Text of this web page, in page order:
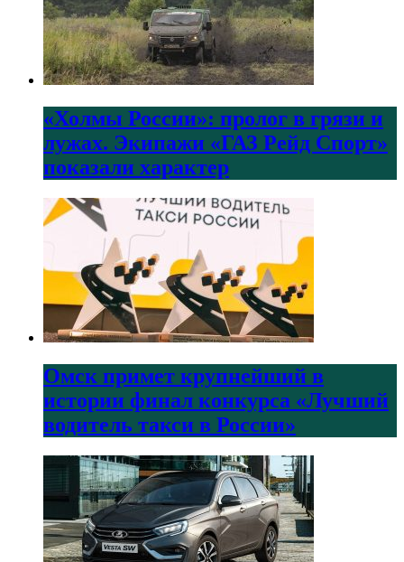
«Холмы России»: пролог в грязи и
лужах. Экипажи «ГАЗ Рейд Спорт»
показали характер
Омск примет крупнейший в
истории финал конкурса «Лучший
водитель такси в России»